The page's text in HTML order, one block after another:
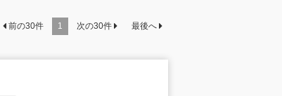
前の30件 1 次の30件 最後へ